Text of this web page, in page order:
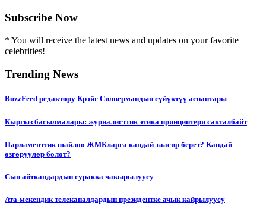
Subscribe Now
* You will receive the latest news and updates on your favorite
celebrities!
Trending News
BuzzFeed редактору Крэйг Силвермандын сүйүктүү аспаптары
Кыргыз басылмалары: журналисттик этика принциптери сакталбайт
Парламенттик шайлоо ЖМКларга кандай таасир берет? Кандай
өзгөрүүлөр болот?
Сын айткандардын суракка чакырылуусу
Ата-мекендик телеканалдардын президентке ачык кайрылуусу